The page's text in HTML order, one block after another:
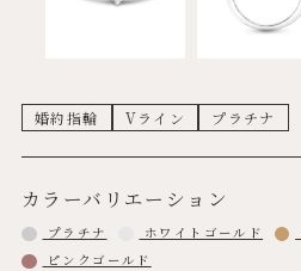
婚約指輪 Vライン プラチナ
カラーバリエーション
プラチナ ホワイトゴールド
ピンクゴールド